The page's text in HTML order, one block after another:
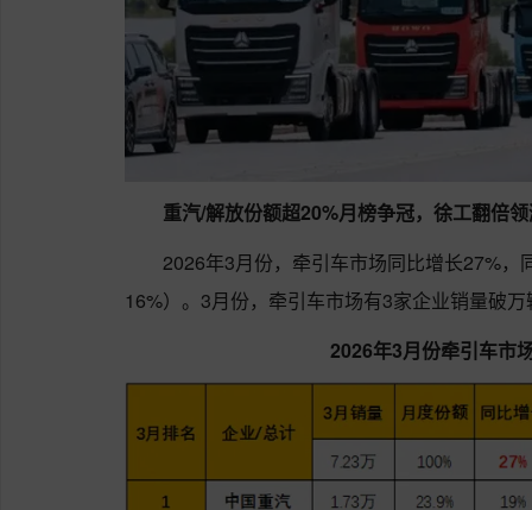
重汽/解放份额超20%月榜争冠，徐工翻倍
2026年3月份，牵引车市场同比增长27%
16%）。3月份，牵引车市场有3家企业销量破
2026年3月份牵引车市